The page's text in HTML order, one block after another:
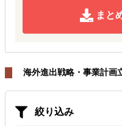
まと
海外進出戦略・事業計画
絞り込み